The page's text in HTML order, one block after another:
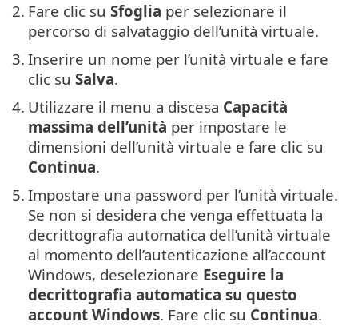
2. Fare clic su Sfoglia per selezionare il
percorso di salvataggio dell’unità virtuale.
3. Inserire un nome per l’unità virtuale e fare
clic su Salva.
4. Utilizzare il menu a discesa Capacità
massima dell’unità per impostare le
dimensioni dell’unità virtuale e fare clic su
Continua.
5. Impostare una password per l’unità virtuale.
Se non si desidera che venga effettuata la
decrittografia automatica dell’unità virtuale
al momento dell’autenticazione all’account
Windows, deselezionare Eseguire la
decrittografia automatica su questo
account Windows. Fare clic su Continua.